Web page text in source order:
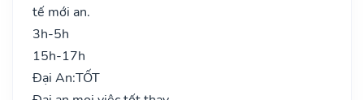
tế mới an.
3h-5h
15h-17h
Đại An:TỐT